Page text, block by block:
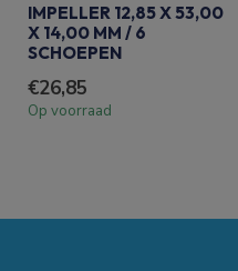
IMPELLER 12,85 X 53,00
X 14,00 MM / 6
SCHOEPEN
€26,85
Op voorraad